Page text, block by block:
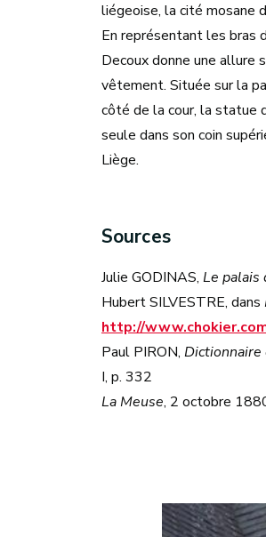
liégeoise, la cité mosane
En représentant les bras
Decoux donne une allure
vêtement. Située sur la
côté de la cour, la statue
seule dans son coin
Liège.
Sources
Julie GODINAS, Le palais
Hubert SILVESTRE, dans
http://
Paul PIRON, Dictionnaire
I, p. 332
La Meuse, 2 octobre